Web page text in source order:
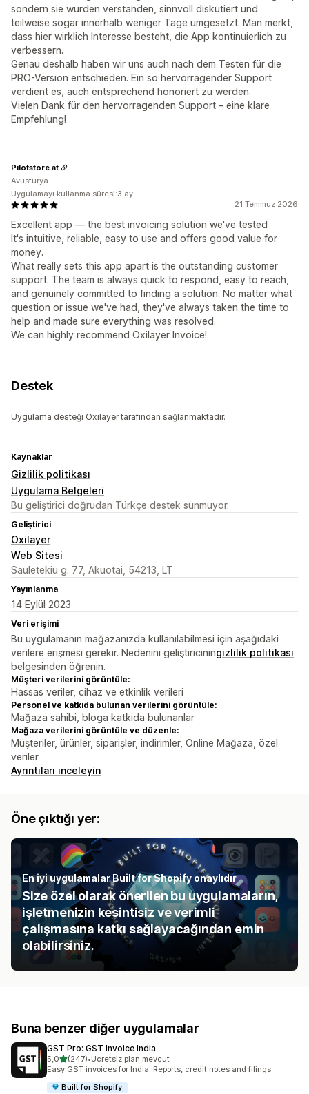
sondern sie wurden verstanden, sinnvoll diskutiert und
teilweise sogar innerhalb weniger Tage umgesetzt. Man merkt,
dass hier wirklich Interesse besteht, die App kontinuierlich zu
verbessern.
Genau deshalb haben wir uns auch nach dem Testen für die
PRO-Version entschieden. Ein so hervorragender Support
verdient es, auch entsprechend honoriert zu werden.
Vielen Dank für den hervorragenden Support – eine klare
Empfehlung!
21 Temmuz 2026
Excellent app — the best invoicing solution we've tested
It's intuitive, reliable, easy to use and offers good value for
money.
What really sets this app apart is the outstanding customer
support. The team is always quick to respond, easy to reach,
and genuinely committed to finding a solution. No matter what
question or issue we've had, they've always taken the time to
help and made sure everything was resolved.
We can highly recommend Oxilayer Invoice!
Pilotstore.at
Avusturya
Uygulamayı kullanma süresi:3 ay
Destek
Uygulama desteği Oxilayer tarafından sağlanmaktadır.
Kaynaklar
Gizlilik politikası
Uygulama Belgeleri
Bu geliştirici doğrudan Türkçe destek sunmuyor.
Geliştirici
Oxilayer
Web Sitesi
Sauletekiu g. 77, Akuotai, 54213, LT
Yayınlanma
14 Eylül 2023
Veri erişimi
Bu uygulamanın mağazanızda kullanılabilmesi için aşağıdaki
verilere erişmesi gerekir. Nedenini geliştiriciningizlilik politikası
belgesinden öğrenin.
Müşteri verilerini görüntüle:
Hassas veriler, cihaz ve etkinlik verileri
Personel ve katkıda bulunan verilerini görüntüle:
Mağaza sahibi, bloga katkıda bulunanlar
Mağaza verilerini görüntüle ve düzenle:
Müşteriler, ürünler, siparişler, indirimler, Online Mağaza, özel
veriler
Ayrıntıları inceleyin
Öne çıktığı yer:
En iyi uygulamalar Built for Shopify onaylıdır
Size özel olarak önerilen bu uygulamaların,
işletmenizin kesintisiz ve verimli
çalışmasına katkı sağlayacağından emin
olabilirsiniz.
Buna benzer diğer uygulamalar
GST Pro: GST Invoice India
5,05 yıldız üzerinden
(247)
toplam 247 değerlendirme
•Ücretsiz plan mevcut
Easy GST invoices for India. Reports, credit notes and filings
Built for Shopify